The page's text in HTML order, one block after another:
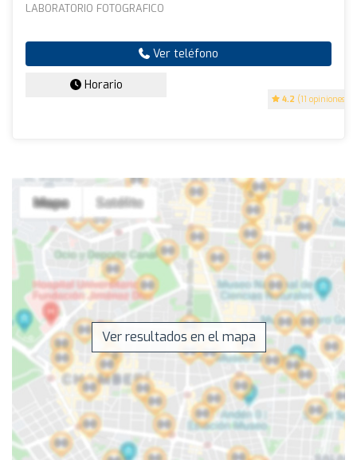
4.2 (11 opiniones)
LABORATORIO FOTOGRAFICO
Ver teléfono
Horario
Ver resultados en el mapa